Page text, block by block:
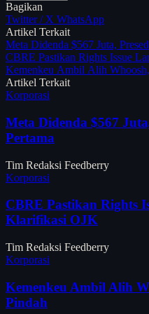
Bagikan
Twitter / X WhatsApp
Artikel Terkait
Meta Didenda $567 Juta,
CBRE Pastikan Rights Issue
Kemenkeu Ambil Alih
Artikel Terkait
Korporasi
Meta Didenda $567
Pertama
Tim Redaksi Feedberry
Korporasi
CBRE Pastikan Rights
Klarifikasi OJK
Tim Redaksi Feedberry
Korporasi
Kemenkeu Ambil Alih
Pindah